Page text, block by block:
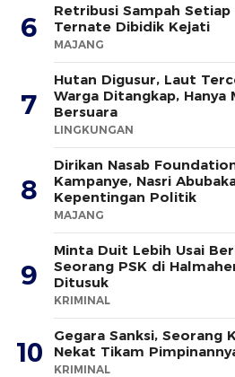
6
Retribusi Sampah
Ternate Dibidik Kejati
MAJANG
7
Hutan Digusur, Laut
Warga Ditangkap, Hanya
Bersuara
LINGKUNGAN
8
Dirikan Nasab
Kampanye, Nasri
Kepentingan Politik
MAJANG
9
Minta Duit Lebih Usai
Seorang PSK di
Ditusuk
KRIMINAL
10
Gegara Sanksi, Seorang
Nekat Tikam
KRIMINAL